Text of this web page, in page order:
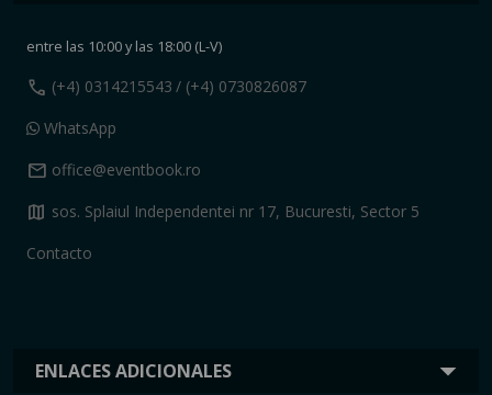
ENLACES ADICIONALES
entre las 10:00 y las 18:00 (L-V)
call (+4) 0314215543 / (+4) 0730826087
WhatsApp
mail office@eventbook.ro
map sos. Splaiul Independentei nr 17, Bucuresti, Sector 5
Contacto